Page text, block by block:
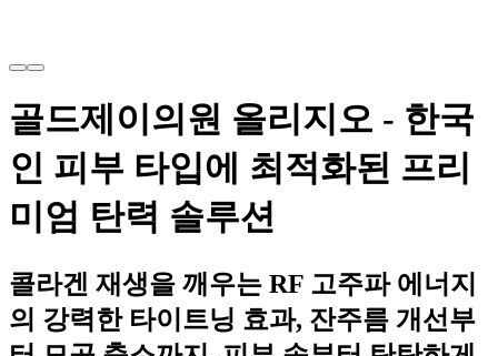
골드제이의원 올리지오 - 한국
인 피부 타입에 최적화된 프리
미엄 탄력 솔루션
콜라겐 재생을 깨우는 RF 고주파 에너지
의 강력한 타이트닝 효과, 잔주름 개선부